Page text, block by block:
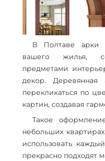
В Полтаве арки
вашего жилья,
предметами
декор.
перекликаться по
картин, создавая
Такое
небольших
использовать
прекрасно подходят